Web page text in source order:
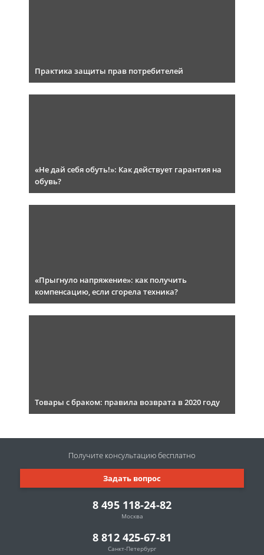
Практика защиты прав потребителей
«Не дай себя обуть!»: Как действует гарантия на
обувь?
«Прыгнуло напряжение»: как получить
компенсацию, если сгорела техника?
Товары с браком: правила возврата в 2020 году
8 495 118-24-82
Москва
8 812 425-67-81
Санкт-Петербург
Задать вопрос
Получите консультациюбесплатно